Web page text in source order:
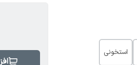
استخونی